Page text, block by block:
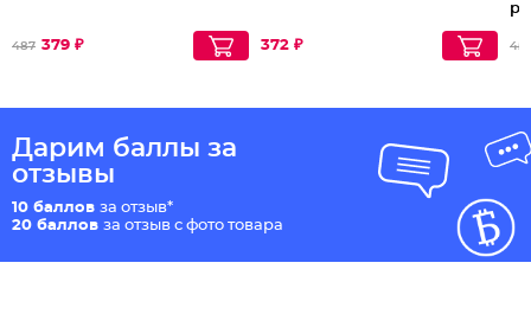
487 379 ₽ 372 ₽
Дарим баллы за
отзывы
10 баллов за отзыв*
20 баллов за отзыв с фото товара